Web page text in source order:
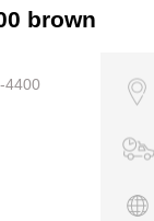
brown
4400